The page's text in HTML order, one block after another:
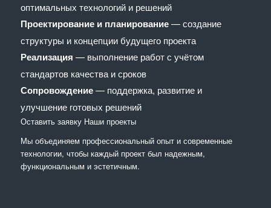
оптимальных технологий и решений
Проектирование и планирование— создание
структуры и концепции будущего проекта
Реализация — выполнение работ с учётом
стандартов качества и сроков
Сопровождение— поддержка, развитие и
улучшение готовых решений
Оставить заявку Наши проекты
Мы объединяем профессиональный опыт и современные
технологии, чтобы каждый проект был надежным,
функциональным и эстетичным.